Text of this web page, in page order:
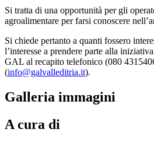
Si tratta di una opportunità per gli
agroalimentare per farsi conoscere
Si chiede pertanto a quanti fossero
l’interesse a prendere parte alla
GAL al recapito telefonico (080
(info@galvalleditria.it).
Galleria immagini
A cura di